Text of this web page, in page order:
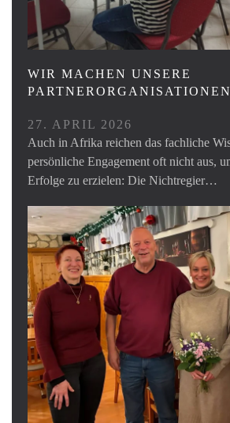
WIR MACHEN UNSERE
27. APRIL 2026
Auch in Afrika reichen das fachliche
persönliche Engagement oft nicht aus,
Erfolge zu erzielen: Die Nichtregier…